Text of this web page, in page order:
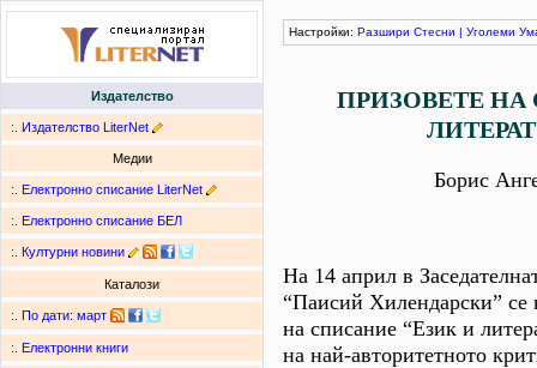
Издателство
:. Издателство LiterNet
Медии
:. Електронно списание LiterNet
:. Електронно списание БЕЛ
:. Културни новини
Каталози
:. По дати: март
:. Електронни книги
Настройки: Разшири Стесни | Уголеми
ПРИЗОВЕТЕ НА
Борис
На 14 април в
“Паисий Хилендарски” се
на списание “Език и
на най-авторитетното